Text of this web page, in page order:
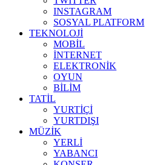
INSTAGRAM
SOSYAL PLATFORM
TEKNOLOJİ
MOBİL
İNTERNET
ELEKTRONİK
OYUN
BİLİM
TATİL
YURTİÇİ
YURTDIŞI
MÜZİK
YERLİ
YABANCI